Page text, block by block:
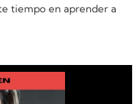
tiempo en aprender a